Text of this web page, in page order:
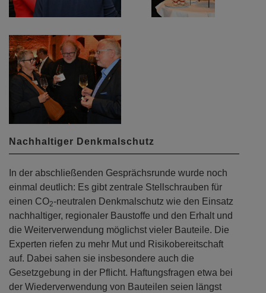
Nachhaltiger Denkmalschutz
In der abschließenden Gesprächsrunde wurde noch
einmal deutlich: Es gibt zentrale Stellschrauben für
einen CO2-neutralen Denkmalschutz wie den Einsatz
nachhaltiger, regionaler Baustoffe und den Erhalt und
die Weiterverwendung möglichst vieler Bauteile. Die
Experten riefen zu mehr Mut und Risikobereitschaft
auf. Dabei sahen sie insbesondere auch die
Gesetzgebung in der Pflicht. Haftungsfragen etwa bei
der Wiederverwendung von Bauteilen seien längst